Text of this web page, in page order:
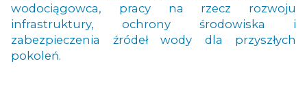
wodociągowca, pracy na rzecz rozwoju
infrastruktury, ochrony środowiska i
zabezpieczenia źródeł wody dla przyszłych
pokoleń.